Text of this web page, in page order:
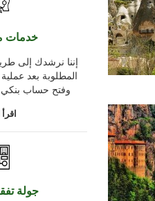
خدمات
إننا نرشدك إلى
المطلوبة بعد
وفتح حساب بنكي
جولة